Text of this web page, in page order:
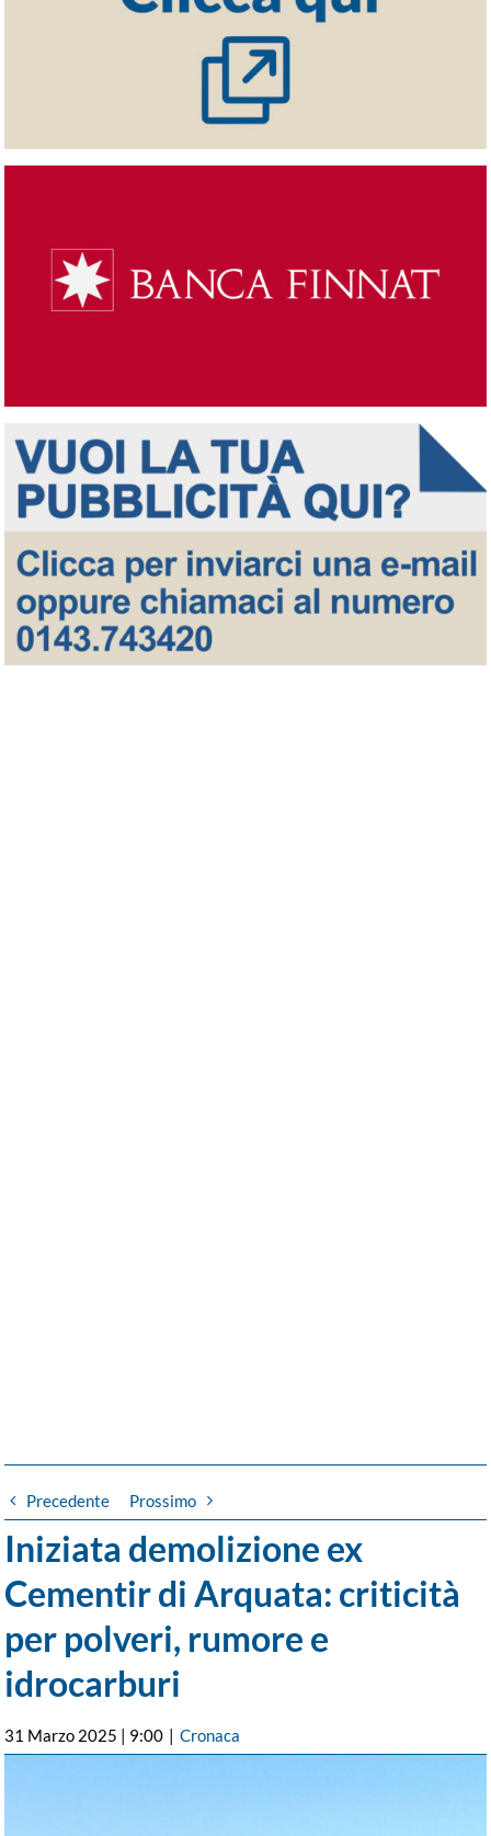
Precedente Prossimo
Iniziata demolizione ex
Cementir di Arquata: criticità
per polveri, rumore e
idrocarburi
31 Marzo 2025 | 9:00 | Cronaca